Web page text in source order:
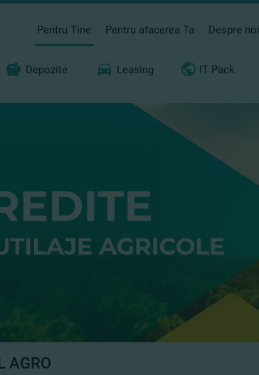
Pentru Tine Pentru afacerea Ta Despre noi
Depozite Leasing IT Pack
AGRO